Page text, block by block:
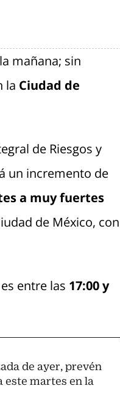
mañana; sin
la Ciudad de
de Riesgos y
un incremento de
a muy fuertes
de México, con
entre las 17:00 y
de ayer, prevén
este martes en la